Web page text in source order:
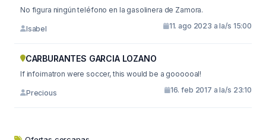
No figura ningún teléfono en la gasolinera de Zamora.
Isabel 11. ago 2023 a la/s 15:00
CARBURANTES GARCIA LOZANO
If infoimatron were soccer, this would be a goooooal!
Precious 16. feb 2017 a la/s 23:10